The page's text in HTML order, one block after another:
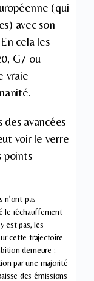
(qui
avec son
cela les
G7 ou
vraie
des avancées
voir le verre
points
n’ont pas
le réchauffement
est pas, les
cette trajectoire
demeure ;
par une majorité
des émissions